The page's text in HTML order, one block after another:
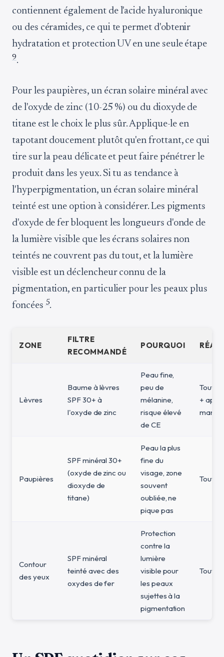
contiennent également de l'acide hyaluronique
ou des céramides, ce qui te permet d'obtenir
hydratation et protection UV en une seule étape
9.
Pour les paupières, un écran solaire minéral avec
de l'oxyde de zinc (10-25 %) ou du dioxyde de
titane est le choix le plus sûr. Applique-le en
tapotant doucement plutôt qu'en frottant, ce qui
tire sur la peau délicate et peut faire pénétrer le
produit dans les yeux. Si tu as tendance à
l'hyperpigmentation, un écran solaire minéral
teinté est une option à considérer. Les pigments
d'oxyde de fer bloquent les longueurs d'onde de
la lumière visible que les écrans solaires non
teintés ne couvrent pas du tout, et la lumière
visible est un déclencheur connu de la
pigmentation, en particulier pour les peaux plus
foncées 5.
ZONE
FILTRE
RECOMMANDÉ
POURQUOI
Lèvres
Baume à lèvres
SPF 30+ à
l'oxyde de zinc
Peau fine,
peu de
mélanine,
risque élevé
de CE
Toutes
+
Paupières
SPF minéral 30+
(oxyde de zinc ou
dioxyde de
titane)
Peau la plus
fine du
visage, zone
souvent
oubliée, ne
pique pas
Toutes
Contour
des yeux
SPF minéral
teinté avec des
oxydes de fer
Protection
contre la
lumière
visible pour
les peaux
sujettes à la
pigmentation
Toutes